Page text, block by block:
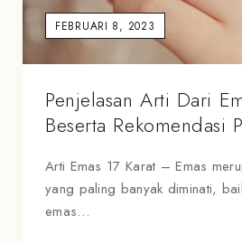
FEBRUARI 8, 2023
Penjelasan Arti Dari
Beserta Rekomendasi
Arti Emas 17 Karat – Emas
yang paling banyak diminati,
emas…